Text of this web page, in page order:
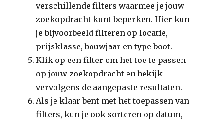
verschillende filters waarmee je jouw
zoekopdracht kunt beperken. Hier kun
je bijvoorbeeld filteren op locatie,
prijsklasse, bouwjaar en type boot.
Klik op een filter om het toe te passen
op jouw zoekopdracht en bekijk
vervolgens de aangepaste resultaten.
Als je klaar bent met het toepassen van
filters, kun je ook sorteren op datum,